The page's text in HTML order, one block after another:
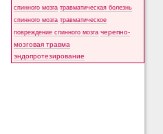
спинного мозга травматическая болезнь
спинного мозга травматическое
повреждение спинного мозга черепно-
мозговая травма
эндопротезирование